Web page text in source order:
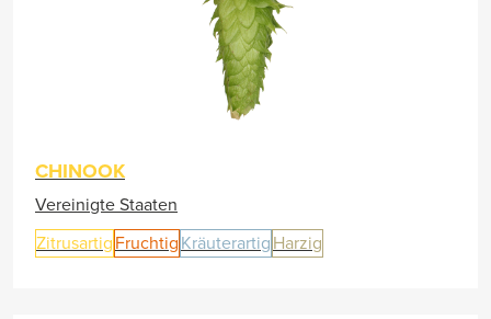
CHINOOK
Vereinigte Staaten
Zitrusartig Fruchtig Kräuterartig Harzig